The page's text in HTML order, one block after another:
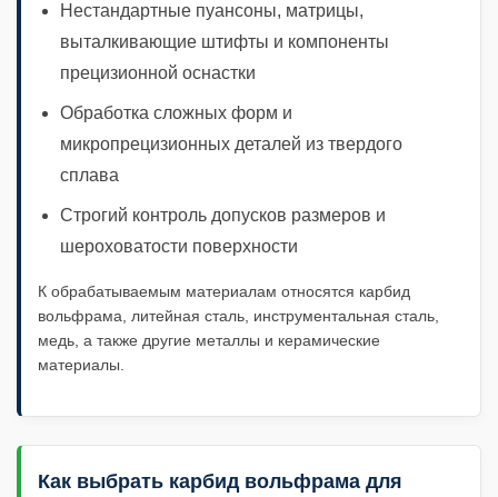
Нестандартные пуансоны, матрицы,
выталкивающие штифты и компоненты
прецизионной оснастки
Обработка сложных форм и
микропрецизионных деталей из твердого
сплава
Строгий контроль допусков размеров и
шероховатости поверхности
К обрабатываемым материалам относятся карбид
вольфрама, литейная сталь, инструментальная сталь,
медь, а также другие металлы и керамические
материалы.
Как выбрать карбид вольфрама для